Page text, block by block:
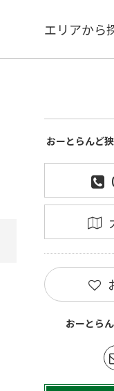
エリアから
おーとらんど
おーとら